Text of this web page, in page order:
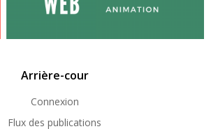
Arrière-cour
Connexion
Flux des publications